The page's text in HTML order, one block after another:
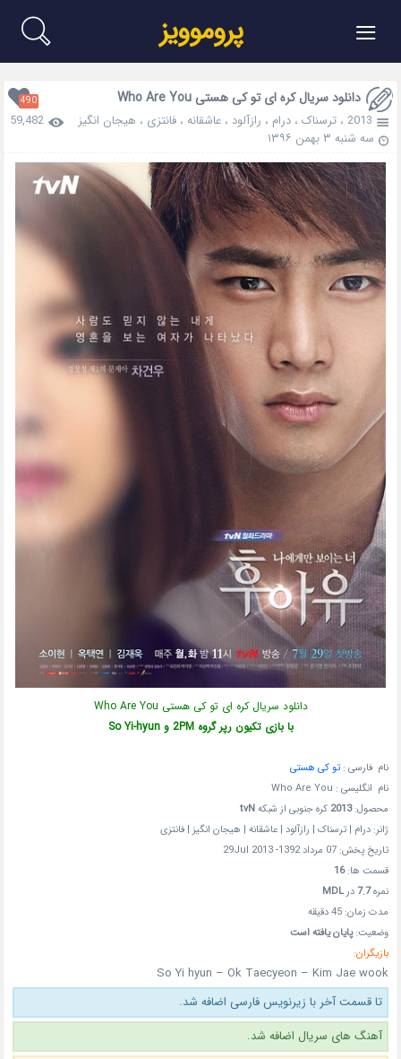
≡ پروموویز
دانلود سریال کره ای تو کی هستی Who Are You 490
2013 ،ترسناک ،درام ، رازآلود ،عاشقانه ،فانتزی ، هیجان انگیز
59,482
سه شنبه ۳ بهمن ۱۳۹۶
دانلود سریال کره ای تو کی هستی Who Are You
با بازی تکیون رپر گروه 2PM و So Yi-hyun
نام فارسی :تو کی هستی
نام انگلیسی : Who Are You
محصول:2013 کره جنوبی از شبکهtvN
ژانر: درام | ترسناک | رازآلود | عاشقانه | هیجان انگیز | فانتزی
تاریخ پخش: 07 مرداد 1392- 29Jul 2013
قسمت ها:16
نمره7.7درMDL
مدت زمان: 45 دقیقه
وضعیت:پایان یافته است
بازیگران:
So Yi hyun – Ok Taecyeon – Kim Jae wook
تا قسمت آخر با زیرنویس فارسی اضافه شد.
آهنگ های سریال اضافه شد.